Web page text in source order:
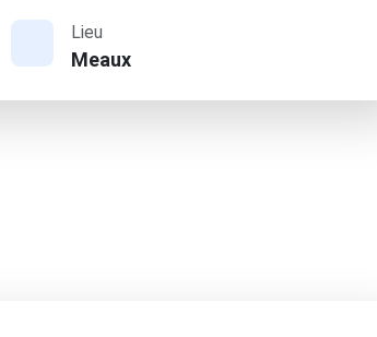
Lieu
Meaux